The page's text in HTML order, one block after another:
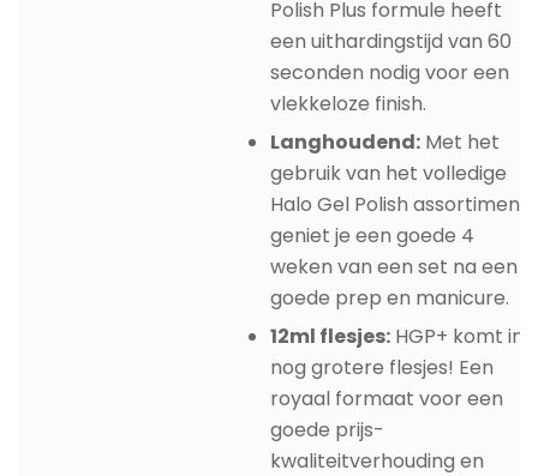
Polish Plus formule heeft
een uithardingstijd van 60
seconden nodig voor een
vlekkeloze finish.
Langhoudend: Met het
gebruik van het volledige
Halo Gel Polish assortiment,
geniet je een goede 4
weken van een set na een
goede prep en manicure.
12ml flesjes: HGP+ komt in
nog grotere flesjes! Een
royaal formaat voor een
goede prijs-
kwaliteitverhouding en